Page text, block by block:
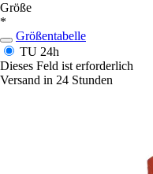
Größe
*
Größentabelle
TU 24h
Dieses Feld ist erforderlich
Versand in 24 Stunden